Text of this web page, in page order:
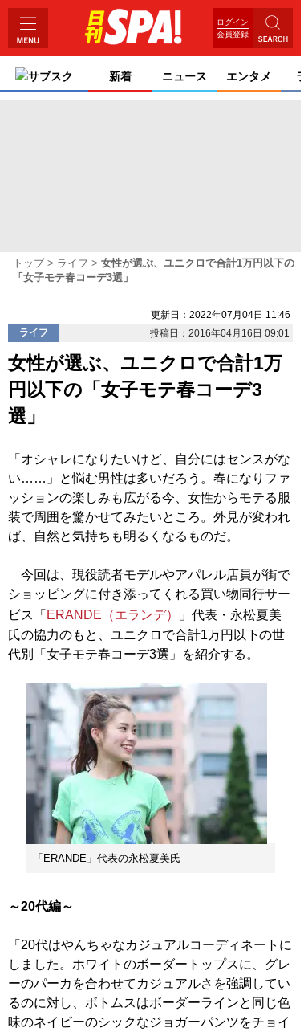
ログイン
会員登録
サブスク 新着 ニュース エンタメ
トップ ライフ
女性が選ぶ、ユニクロで合計1万円以下の
「女子モテ春コーデ3選」
更新日：2022年07月04日 11:46
ライフ
投稿日：2016年04月16日 09:01
女性が選ぶ、ユニクロで合計1万
円以下の「女子モテ春コーデ3
選」
「オシャレになりたいけど、自分にはセンスがな
い……」と悩む男性は多いだろう。春になりファ
ッションの楽しみも広がる今、女性からモテる服
装で周囲を驚かせてみたいところ。外見が変われ
ば、自然と気持ちも明るくなるものだ。
今回は、現役読者モデルやアパレル店員が街で
ショッピングに付き添ってくれる買い物同行サー
ビス「 ERANDE（エランデ）
」代表・永松夏美
氏の協力のもと、ユニクロで合計1万円以下の世
代別「女子モテ春コーデ3選」を紹介する。
「ERANDE」代表の永松夏美氏
～20代編～
「20代はやんちゃなカジュアルコーディネートに
しました。ホワイトのボーダートップスに、グレ
ーのパーカを合わせてカジュアルさを強調してい
るのに対し、ボトムスはボーダーラインと同じ色
味のネイビーのシックなジョガーパンツをチョイ